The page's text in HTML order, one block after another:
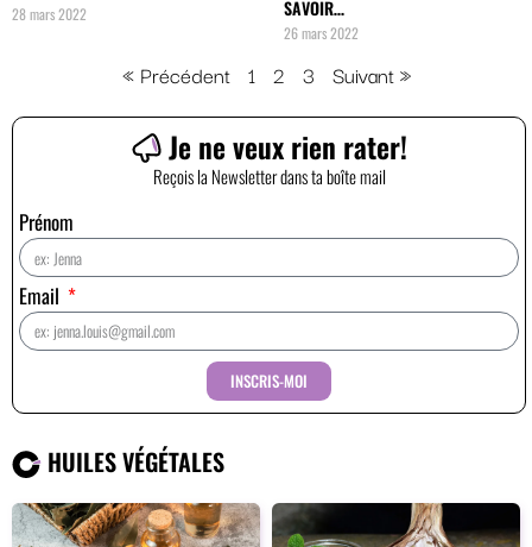
28 mars 2022 SAVOIR…
26 mars 2022
« Précédent 1 2 3 Suivant »
Je ne veux rien rater!
Reçois la Newsletter dans ta boîte mail
Prénom
Email
INSCRIS-MOI
HUILES VÉGÉTALES